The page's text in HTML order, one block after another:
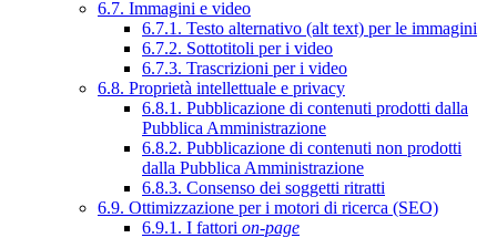
6.7. Immagini e video
6.7.1. Testo alternativo (alt text) per le immagini
6.7.2. Sottotitoli per i video
6.7.3. Trascrizioni per i video
6.8. Proprietà intellettuale e privacy
6.8.1. Pubblicazione di contenuti prodotti dalla
Pubblica Amministrazione
6.8.2. Pubblicazione di contenuti non prodotti
dalla Pubblica Amministrazione
6.8.3. Consenso dei soggetti ritratti
6.9. Ottimizzazione per i motori di ricerca (SEO)
6.9.1. I fattori on-page